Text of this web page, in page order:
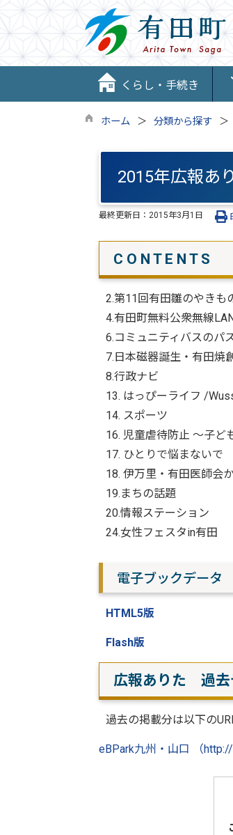
くらし・手続き
ホーム 分類から探す
2015年広報あ
最終更新日： 2015年3月1日
C O N T E N T S
2.第11回有田雛のやきも
4.有田町無料公衆無線
6.コミュニティバスのパ
7.日本磁器誕生・有田焼
8.行政ナビ
13. はっぴーライフ /
14. スポーツ
16. 児童虐待防止 ～子ど
17. ひとりで悩まないで
18. 伊万里・有田医師会
19.まちの話題
20.情報ステーション
24.女性フェスタin有田
電子ブックデータ
HTML5版
Flash版
広報ありた 過去
過去の掲載分は以下の
eBPark九州・山口 （